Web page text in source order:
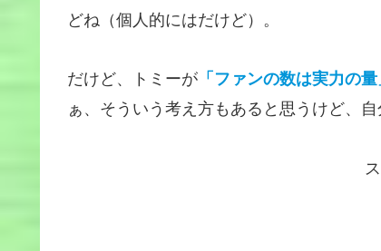
どね（個人的にはだけど）。
だけど、トミーが 「ファンの数は実力の量
ぁ、そういう考え方もあると思うけど、